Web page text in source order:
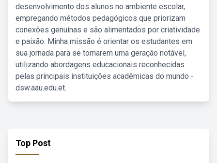
desenvolvimento dos alunos no ambiente escolar,
empregando métodos pedagógicos que priorizam
conexões genuínas e são alimentados por criatividade
e paixão. Minha missão é orientar os estudantes em
sua jornada para se tornarem uma geração notável,
utilizando abordagens educacionais reconhecidas
pelas principais instituições acadêmicas do mundo -
dsw.aau.edu.et.
Top Post